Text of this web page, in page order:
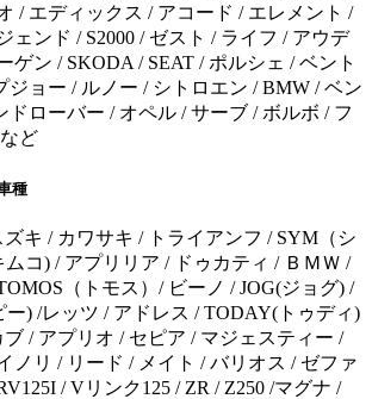
/ エディックス / アコード / エレメント /
ェンド / S2000 / ゼスト / ライフ / アウデ
ゲン / SKODA / SEAT / ポルシェ / ベント
ジョー / ルノー / シトロエン / BMW / ベン
ドローバー / オペル / サーブ / ボルボ / フ
ど
種
キ / カワサキ / トライアンフ / SYM（シ
コ) / アプリリア / ドゥカティ / ＢＭＷ /
（トモス）/ ビーノ / JOG(ジョグ) /
ー) /レッツ / アドレス / TODAY(トゥディ)
/ アプリオ / セピア / マジェスティー /
ノリ / リード / メイト / バリオス / ゼファ
/ Vリンク125 / ZR / Z250 /マグナ /